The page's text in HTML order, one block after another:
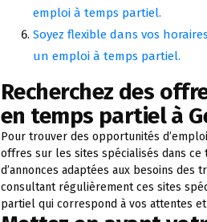
emploi à temps partiel.
Soyez flexible dans vos
un emploi à temps partiel.
Recherchez des
en temps partiel à
Pour trouver des opportunités
offres sur les sites spécialisés dans
d’annonces adaptées aux besoins
consultant régulièrement ces sites
partiel qui correspond à vos attentes